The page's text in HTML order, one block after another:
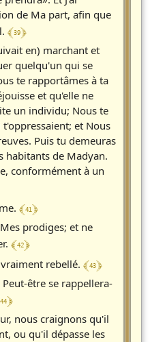
de Ma part, afin que
﴾ 39 ﴿
en) marchant et
quelqu'un qui se
te rapportâmes à ta
et qu'elle ne
un individu; Nous te
et Nous
Puis tu demeuras
habitants de Madyan.
conformément à un
﴾ 41 ﴿
prodiges; et ne
﴾ 42 ﴿
rebellé. ﴾ 43 ﴿
être se rappellera-
﴾
nous craignons qu'il
ou qu'il dépasse les